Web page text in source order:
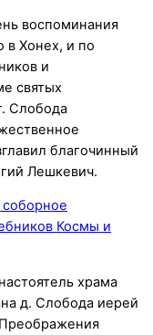
воспоминания
в Хонех, и по
и
святых
Слобода
благочинный
Лешкевич.
храма
д. Слобода иерей